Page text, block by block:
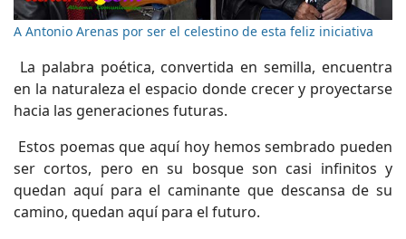
A Antonio Arenas por ser el celestino de esta feliz iniciativa
La palabra poética, convertida en semilla, encuentra
en la naturaleza el espacio donde crecer y proyectarse
hacia las generaciones futuras.
Estos poemas que aquí hoy hemos sembrado pueden
ser cortos, pero en su bosque son casi infinitos y
quedan aquí para el caminante que descansa de su
camino, quedan aquí para el futuro.